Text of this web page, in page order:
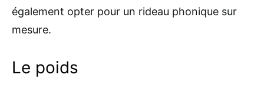
également opter pour un rideau phonique sur
mesure.
Le poids